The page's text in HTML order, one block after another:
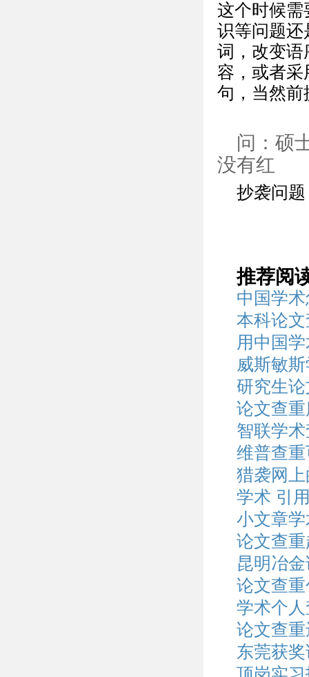
这个时候需
识等问题还
词，改变语
容，或者采
句，当然前
问：硕
没有红
抄袭问
推荐阅
中国学
本科论
用中国
威斯敏
研究生
论文查
智联学
维普查
猎袭网
学术 引
小文章
论文查
昆明冶
论文查
学术个
论文查
东莞获